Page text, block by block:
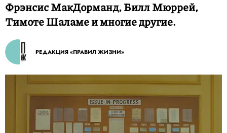
Фрэнсис МакДорманд, Билл Мюррей,
Тимоте Шаламе и многие другие.
РЕДАКЦИЯ «ПРАВИЛ ЖИЗНИ»